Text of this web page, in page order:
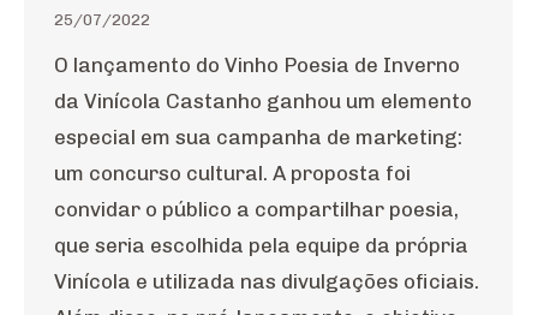
25/07/2022
O lançamento do Vinho Poesia de Inverno
da Vinícola Castanho ganhou um elemento
especial em sua campanha de marketing:
um concurso cultural. A proposta foi
convidar o público a compartilhar poesia,
que seria escolhida pela equipe da própria
Vinícola e utilizada nas divulgações oficiais.